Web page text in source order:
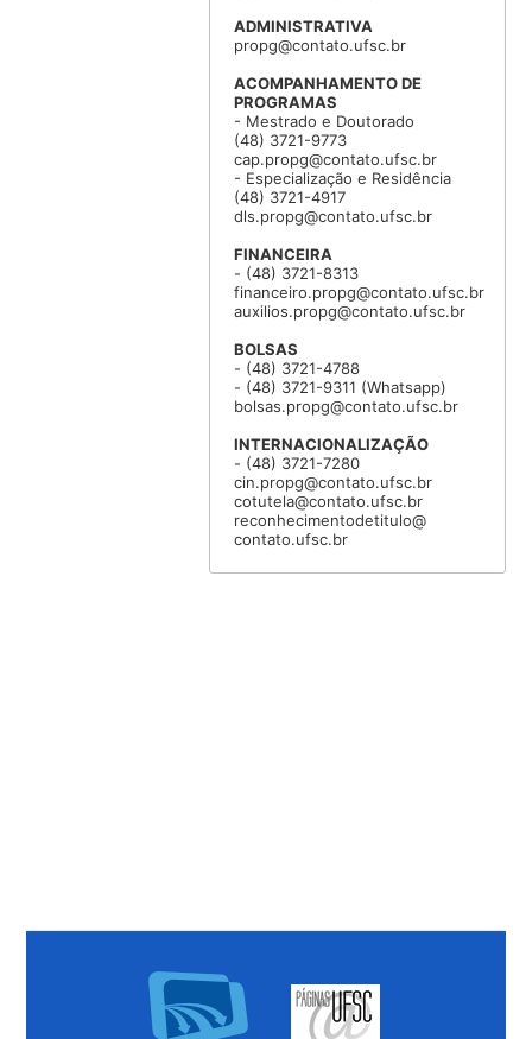
ADMINISTRATIVA
propg@contato.ufsc.br
ACOMPANHAMENTO DE
PROGRAMAS
- Mestrado e Doutorado
(48) 3721-9773
cap.propg@contato.ufsc.br
- Especialização e Residência
(48) 3721-4917
dls.propg@contato.ufsc.br
FINANCEIRA
- (48) 3721-8313
financeiro.propg@contato.ufsc.br
auxilios.propg@contato.ufsc.br
BOLSAS
- (48) 3721-4788
- (48) 3721-9311 (Whatsapp)
bolsas.propg@contato.ufsc.br
INTERNACIONALIZAÇÃO
- (48) 3721-7280
cin.propg@contato.ufsc.br
cotutela@contato.ufsc.br
reconhecimentodetitulo@
contato.ufsc.br